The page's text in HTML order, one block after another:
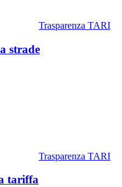
Trasparenza TARI
strade
Trasparenza TARI
tariffa